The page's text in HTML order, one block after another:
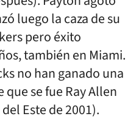
luego la caza de su
pero éxito
también en Miami.
no han ganado una
se fue Ray Allen
Este de 2001).